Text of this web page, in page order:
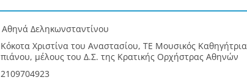
Αθηνά Δεληκωνσταντίνου
Κόκοτα Χριστίνα του Αναστασίου, ΤΕ Μουσικός Καθηγήτρια
πιάνου, μέλους του Δ.Σ. της Κρατικής Ορχήστρας Αθηνών
2109704923